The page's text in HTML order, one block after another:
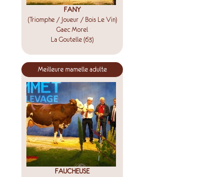
FANY
(Triomphe / Joueur / Bois Le Vin)
Gaec Morel
La Goutelle (63)
Meilleure mamelle adulte
FAUCHEUSE